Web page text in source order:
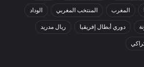
المغرب المنتخب المغربي الوداد
دوري أبطال إفريقيا ريال مدريد